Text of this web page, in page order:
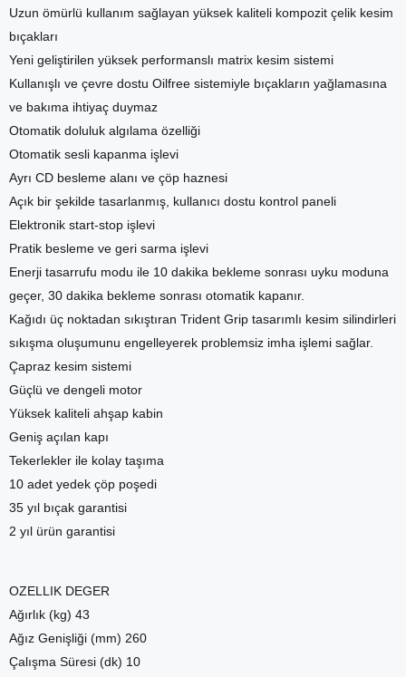
Uzun ömürlü kullanım sağlayan yüksek kaliteli kompozit çelik kesim
bıçakları
Yeni geliştirilen yüksek performanslı matrix kesim sistemi
Kullanışlı ve çevre dostu Oilfree sistemiyle bıçakların yağlamasına
ve bakıma ihtiyaç duymaz
Otomatik doluluk algılama özelliği
Otomatik sesli kapanma işlevi
Ayrı CD besleme alanı ve çöp haznesi
Açık bir şekilde tasarlanmış, kullanıcı dostu kontrol paneli
Elektronik start-stop işlevi
Pratik besleme ve geri sarma işlevi
Enerji tasarrufu modu ile 10 dakika bekleme sonrası uyku moduna
geçer, 30 dakika bekleme sonrası otomatik kapanır.
Kağıdı üç noktadan sıkıştıran Trident Grip tasarımlı kesim silindirleri
sıkışma oluşumunu engelleyerek problemsiz imha işlemi sağlar.
Çapraz kesim sistemi
Güçlü ve dengeli motor
Yüksek kaliteli ahşap kabin
Geniş açılan kapı
Tekerlekler ile kolay taşıma
10 adet yedek çöp poşedi
35 yıl bıçak garantisi
2 yıl ürün garantisi
OZELLIK DEGER
Ağırlık (kg) 43
Ağız Genişliği (mm) 260
Çalışma Süresi (dk) 10